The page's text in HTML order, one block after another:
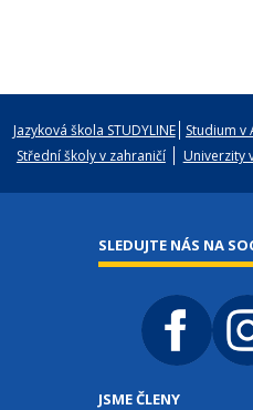
Jazyková škola STUDYLINE Studium v
Střední školy v zahraničí
Univerzity
SLEDUJTE NÁS NA
JSME ČLENY